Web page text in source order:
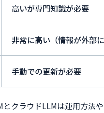
高いが専門知識が必要
非常に高い（情報が外部に
手動での更新が必要
クラウドLLMは運用方法